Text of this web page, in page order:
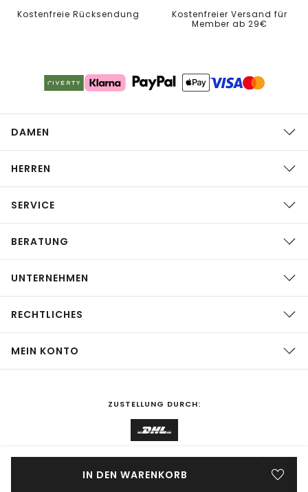
IN DEN WARENKORB
Kostenfreie Rücksendung
Kostenfreier Versand für
Member ab 29€
DAMEN
HERREN
SERVICE
BERATUNG
UNTERNEHMEN
RECHTLICHES
MEIN KONTO
ZUSTELLUNG DURCH:
EINKAUFEN IN Deutschland